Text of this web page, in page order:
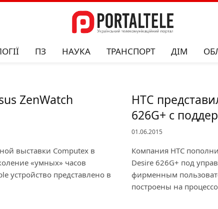
ПЗ НАУКА ТРАНСПОРТ ДІМ
ZenWatch
выставки Computex в
«умных» часов
устройство представлено в
HTC
626G+ с
01.06.2015
Компания HTC
Desire 626G+ под
фирменным
построены на